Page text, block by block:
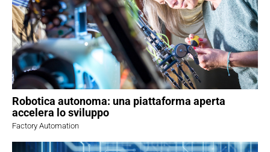
Robotica autonoma: una piattaforma aperta
accelera lo sviluppo
Factory Automation